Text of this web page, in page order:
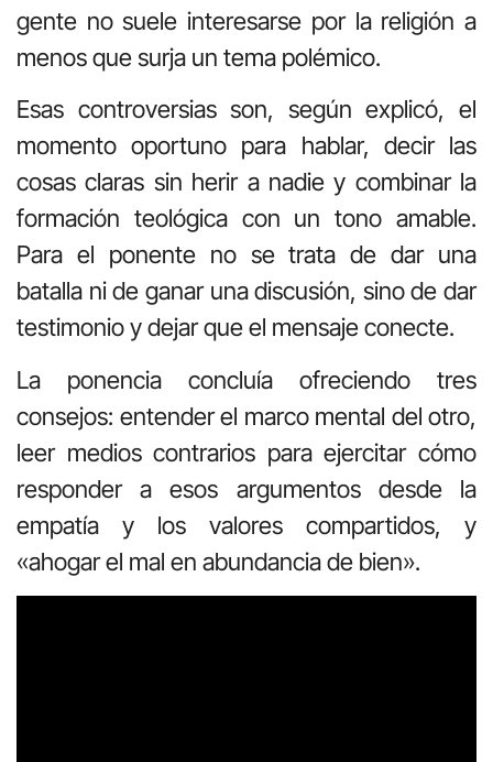
gente no suele interesarse por la religión a
menos que surja un tema polémico.
Esas controversias son, según explicó, el
momento oportuno para hablar, decir las
cosas claras sin herir a nadie y combinar la
formación teológica con un tono amable.
Para el ponente no se trata de dar una
batalla ni de ganar una discusión, sino de dar
testimonio y dejar que el mensaje conecte.
La ponencia concluía ofreciendo tres
consejos: entender el marco mental del otro,
leer medios contrarios para ejercitar cómo
responder a esos argumentos desde la
empatía y los valores compartidos, y
«ahogar el mal en abundancia de bien».